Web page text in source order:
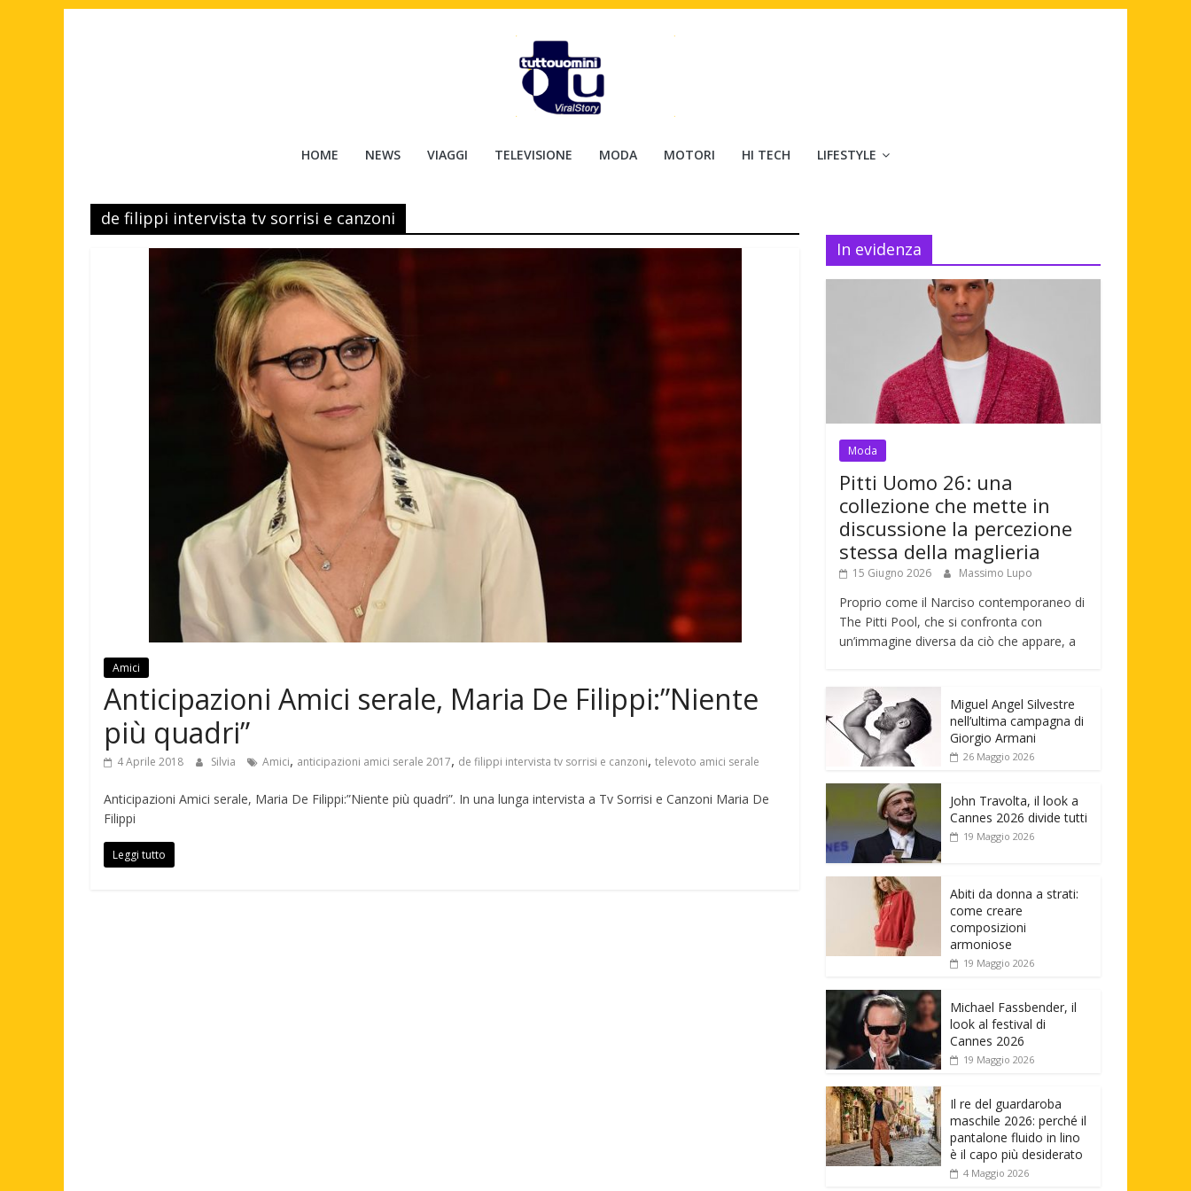
Tuttouomini
Cinema,
Motori,
HOME NEWS VIAGGI TELEVISIONE MODA MOTORI HI TECH LIFESTYLE
de filippi intervista tv sorrisi e canzoni
Amici
Anticipazioni Amici serale, Maria De Filippi:”Niente
più quadri”
4 Aprile 2018 Silvia Amici, anticipazioni amici serale 2017, de filippi intervista tv sorrisi e canzoni, televoto amici serale
Anticipazioni Amici serale, Maria De Filippi:”Niente più quadri”. In una lunga intervista a Tv Sorrisi e Canzoni Maria De
Filippi
Leggi tutto
In evidenza
Moda
Pitti Uomo 26: una
collezione che mette in
discussione la percezione
stessa della maglieria
15 Giugno 2026 Massimo Lupo
Proprio come il Narciso contemporaneo di
The Pitti Pool, che si confronta con
un’immagine diversa da ciò che appare, a
Miguel Angel Silvestre
nell’ultima campagna di
Giorgio Armani
26 Maggio 2026
John Travolta, il look a
Cannes 2026 divide tutti
19 Maggio 2026
Abiti da donna a strati:
come creare
composizioni
armoniose
19 Maggio 2026
Michael Fassbender, il
look al festival di
Cannes 2026
19 Maggio 2026
Il re del guardaroba
maschile 2026: perché il
pantalone fluido in lino
è il capo più desiderato
4 Maggio 2026